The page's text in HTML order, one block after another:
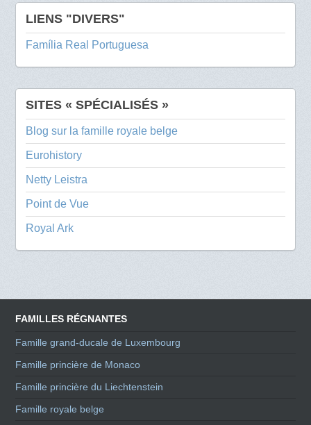
LIENS "DIVERS"
Família Real Portuguesa
SITES « SPÉCIALISÉS »
Blog sur la famille royale belge
Eurohistory
Netty Leistra
Point de Vue
Royal Ark
FAMILLES RÉGNANTES
Famille grand-ducale de Luxembourg
Famille princière de Monaco
Famille princière du Liechtenstein
Famille royale belge